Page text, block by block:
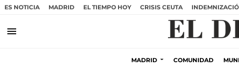
ES NOTICIA MADRID EL TIEMPO HOY CRISIS CEUTA
menu
MADRID COMUNIDAD